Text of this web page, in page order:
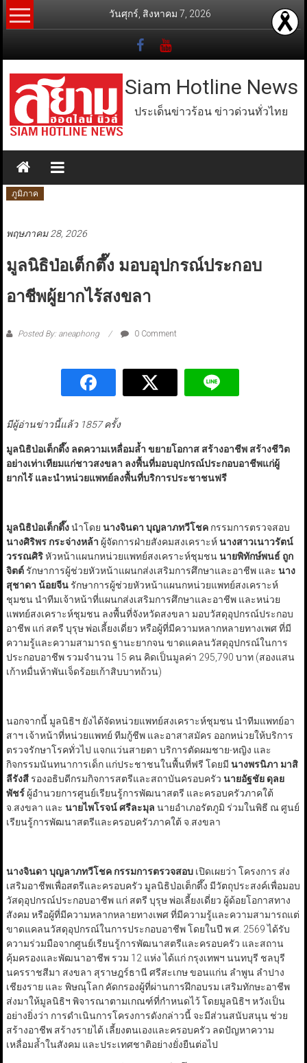
Skip
to
วันศุกร์, สิงหาคม 7, 2026
Siam Hotline News
ประเด็นข่าวร้อน ข่าวด่วนทั่วไทย
ภูมิภาค
พฤษภาคม 28, 2026
มูลนิธิป่อเต็กตึ๊ง มอบอุปกรณ์ประกอบ
อาชีพผู้ยากไร้สงขลา
Posted By: aneaphong 0 Comment
มีผู้อ่านข่าวนี้แล้ว 1857 ครั้ง
มูลนิธิป่อเต็กตึ๊ง ลดความเหลื่อมล้ำ ขยายโอกาส สร้างอาชีพ สร้างชีวิต
อย่างเท่าเทียมแก่ชาวสงขลา ลงพื้นที่มอบอุปกรณ์ประกอบอาชีพแก่ผู้
ยากไร้ และนำหน่วยแพทย์ลงพื้นที่บริการประชาชนฟรี
มูลนิธิป่อเต็กตึ๊งนำโดย นางจินดา บุญลาภทวีโชคกรรมการตรวจสอบ
นางศิริพร กระจ่างหล้า ผู้จัดการฝ่ายสังคมสงเคราะห์นางสาวเนาวรัตน์
วรรณศิริหัวหน้าแผนกหน่วยแพทย์สงเคราะห์ชุมชนนายพิทักษ์พนธ์ ถูก
จิตต์รักษาการผู้ช่วยหัวหน้าแผนกส่งเสริมการศึกษาและอาชีพ และ นาง
สุชาดา น้อยจีนรักษาการผู้ช่วยหัวหน้าแผนกหน่วยแพทย์สงเคราะห์
ชุมชน นำทีมเจ้าหน้าที่แผนกส่งเสริมการศึกษาและอาชีพ และหน่วย
แพทย์สงเคราะห์ชุมชน ลงพื้นที่จังหวัดสงขลา มอบวัสดุอุปกรณ์ประกอบ
อาชีพ แก่ สตรี บุรุษ พ่อเลี้ยงเดี่ยว หรือผู้ที่มีความหลากหลายทางเพศ ที่มี
ความรู้และความสามารถ ฐานะยากจน ขาดแคลนวัสดุอุปกรณ์ในการ
ประกอบอาชีพ รวมจำนวน 15 คน คิดเป็นมูลค่า 295,790 บาท (สองแสน
เก้าหมื่นห้าพันเจ็ดร้อยเก้าสิบบาทถ้วน)
นอกจากนี้ มูลนิธิฯ ยังได้จัดหน่วยแพทย์สงเคราะห์ชุมชน นำทีมแพทย์อา
สาฯ เจ้าหน้าที่หน่วยแพทย์ ทีมกู้ชีพ และอาสาสมัคร ออกหน่วยให้บริการ
ตรวจรักษาโรคทั่วไป แจกแว่นสายตา บริการตัดผมชาย-หญิง และ
กิจกรรมนันทนาการเด็ก แก่ประชาชนในพื้นที่ฟรี โดยมี นางพรนิภา มาสิ
ลีรังสีรองอธิบดีกรมกิจการสตรีและสถาบันครอบครัว นายอัฐชัย ดุลย
พัชร์ผู้อำนวยการศูนย์เรียนรู้การพัฒนาสตรี และครอบครัวภาคใต้
จ.สงขลา และ นายไพโรจน์ ศรีละมุล นายอำเภอรัตภูมิ ร่วมในพิธี ณ ศูนย์
เรียนรู้การพัฒนาสตรีและครอบครัวภาคใต้ จ.สงขลา
นางจินดา บุญลาภทวีโชค กรรมการตรวจสอบเปิดเผยว่า โครงการ ส่ง
เสริมอาชีพเพื่อสตรีและครอบครัว มูลนิธิป่อเต็กตึ๊ง มีวัตถุประสงค์เพื่อมอบ
วัสดุอุปกรณ์ประกอบอาชีพ แก่ สตรี บุรุษ พ่อเลี้ยงเดี่ยว ผู้ด้อยโอกาสทาง
สังคม หรือผู้ที่มีความหลากหลายทางเพศ ที่มีความรู้และความสามารถแต่
ขาดแคลนวัสดุอุปกรณ์ในการประกอบอาชีพ โดยในปี พ.ศ. 2569 ได้รับ
ความร่วมมือจากศูนย์เรียนรู้การพัฒนาสตรีและครอบครัว และสถาน
คุ้มครองและพัฒนาอาชีพ รวม 12 แห่ง ได้แก่ กรุงเทพฯ นนทบุรี ชลบุรี
นครราชสีมา สงขลา สุราษฎร์ธานี ศรีสะเกษ ขอนแก่น ลำพูน ลำปาง
เชียงราย และ พิษณุโลก คัดกรองผู้ที่ผ่านการฝึกอบรม เสริมทักษะอาชีพ
ส่งมาให้มูลนิธิฯ พิจารณาตามเกณฑ์ที่กำหนดไว้ โดยมูลนิธิฯ หวังเป็น
อย่างยิ่งว่า การดำเนินการโครงการดังกล่าวนี้ จะมีส่วนสนับสนุน ช่วย
สร้างอาชีพ สร้างรายได้ เลี้ยงตนเองและครอบครัว ลดปัญหาความ
เหลื่อมล้ำในสังคม และประเทศชาติอย่างยั่งยืนต่อไป